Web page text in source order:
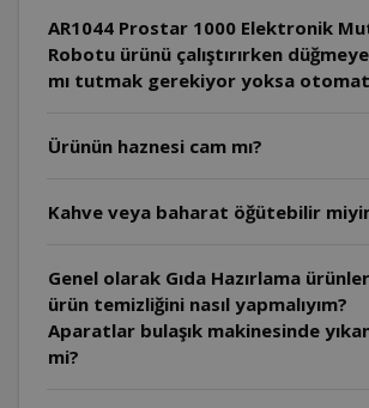
AR1044 Prostar 1000 Elektronik
Robotu ürünü çalıştırırken düğmeye
mı tutmak gerekiyor yoksa
Ürünün haznesi cam mı?
Kahve veya baharat öğütebilir
Genel olarak Gıda Hazırlama
ürün temizliğini nasıl yapmalıyım?
Aparatlar bulaşık makinesinde
mi?